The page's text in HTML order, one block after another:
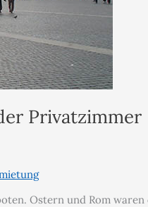
Privatzimmer
Ostern und Rom